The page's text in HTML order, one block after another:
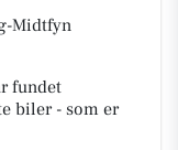
Midtfyn
fundet
biler - som er